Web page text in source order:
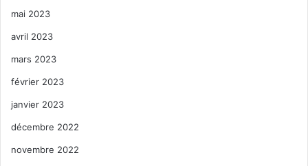
mai 2023
avril 2023
mars 2023
février 2023
janvier 2023
décembre 2022
novembre 2022